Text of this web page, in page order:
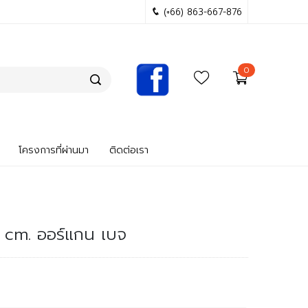
(+66) 863-667-876
0
โครงการที่ผ่านมา ติดต่อเรา
ออร์แกน เบจ